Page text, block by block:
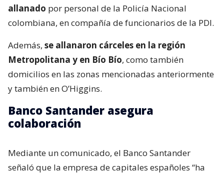
allanado por personal de la Policía Nacional
colombiana, en compañía de funcionarios de la PDI.
Además, se allanaron cárceles en la región
Metropolitana y en Bío Bío, como también
domicilios en las zonas mencionadas anteriormente
y también en O’Higgins.
Banco Santander asegura
colaboración
Mediante un comunicado, el Banco Santander
señaló que la empresa de capitales españoles “ha